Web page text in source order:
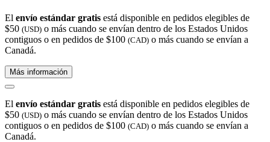
El envío estándar gratis está disponible en pedidos elegibles de
$50 (USD) o más cuando se envían dentro de los Estados Unidos
contiguos o en pedidos de $100 (CAD) o más cuando se envían a
Canadá.
Más información
El envío estándar gratis está disponible en pedidos elegibles de
$50 (USD) o más cuando se envían dentro de los Estados Unidos
contiguos o en pedidos de $100 (CAD) o más cuando se envían a
Canadá.